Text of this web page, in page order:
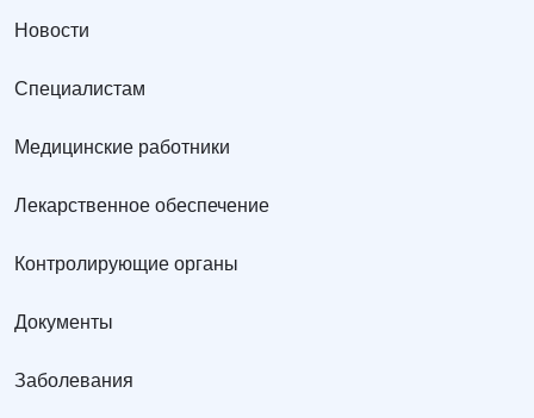
Новости
Специалистам
Медицинские работники
Лекарственное обеспечение
Контролирующие органы
Документы
Заболевания